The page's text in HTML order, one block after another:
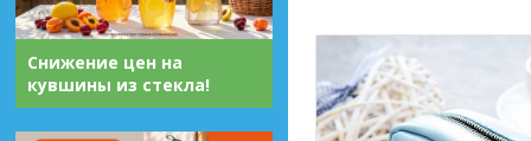
Снижение цен на
кувшины из стекла!